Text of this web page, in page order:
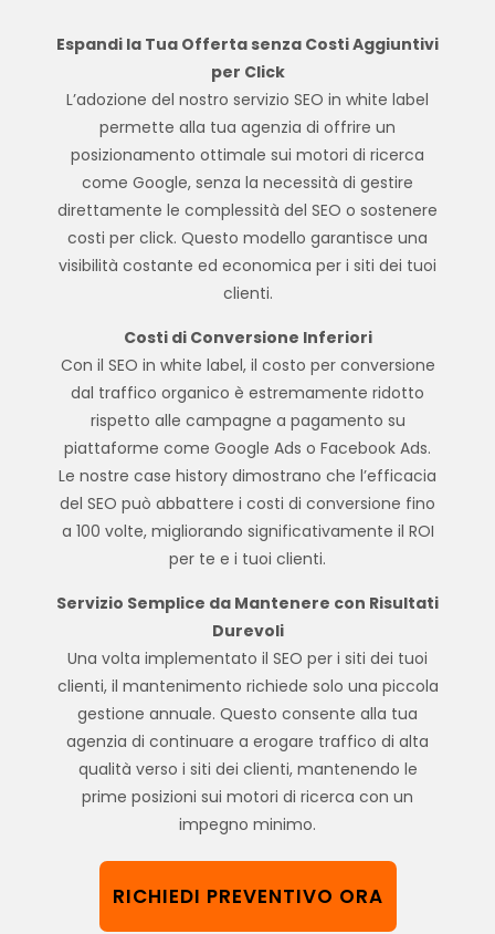
Espandi la Tua Offerta senza Costi Aggiuntivi
per Click
L’adozione del nostro servizio SEO in white label
permette alla tua agenzia di offrire un
posizionamento ottimale sui motori di ricerca
come Google, senza la necessità di gestire
direttamente le complessità del SEO o sostenere
costi per click. Questo modello garantisce una
visibilità costante ed economica per i siti dei tuoi
clienti.
Costi di Conversione Inferiori
Con il SEO in white label, il costo per conversione
dal traffico organico è estremamente ridotto
rispetto alle campagne a pagamento su
piattaforme come Google Ads o Facebook Ads.
Le nostre case history dimostrano che l’efficacia
del SEO può abbattere i costi di conversione fino
a 100 volte, migliorando significativamente il ROI
per te e i tuoi clienti.
Servizio Semplice da Mantenere con Risultati
Durevoli
Una volta implementato il SEO per i siti dei tuoi
clienti, il mantenimento richiede solo una piccola
gestione annuale. Questo consente alla tua
agenzia di continuare a erogare traffico di alta
qualità verso i siti dei clienti, mantenendo le
prime posizioni sui motori di ricerca con un
impegno minimo.
RICHIEDI PREVENTIVO ORA